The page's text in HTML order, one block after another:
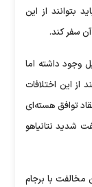
بتوانند از این
آن سفر کند.
وجود داشته اما
این اختلافات
توافق هسته‌ای
در سال 2015 که با مخالفت شدید نتانیاهو
مخالفت با برجام